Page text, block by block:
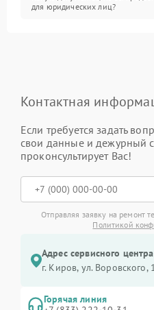
для юридических лиц?
Контактная
Если требуется задать
свои данные и дежурный
проконсультирует Вас!
Отправляя заявку на ремонт
Политикой
Адрес сервисного
г. Киров, ул. Воровского,
Горячая линия